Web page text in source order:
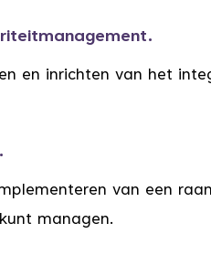
en inrichten van het
van een
managen.